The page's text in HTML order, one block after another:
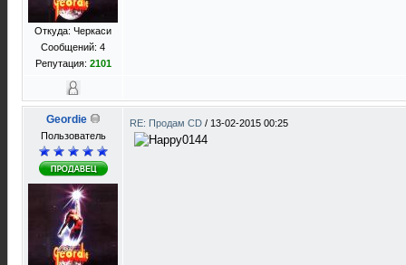
Откуда: Черкаси
Сообщений: 4
Репутация: 2101
Geordie
Пользователь
RE: Продам CD / 13-02-2015 00:25